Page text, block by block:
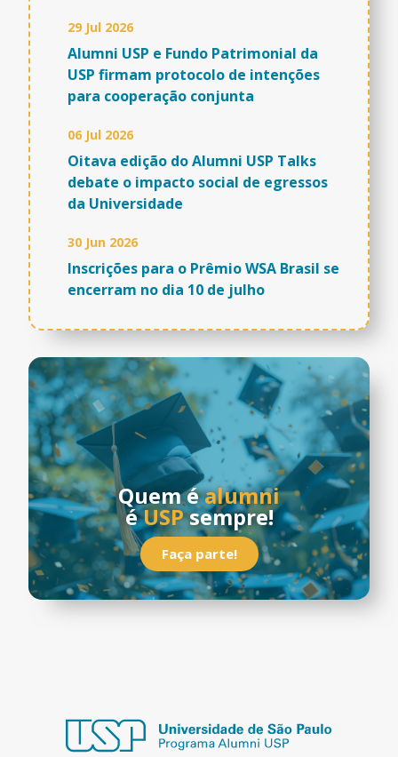
29 Jul 2026
Alumni USP e Fundo Patrimonial da
USP firmam protocolo de intenções
para cooperação conjunta
06 Jul 2026
Oitava edição do Alumni USP Talks
debate o impacto social de egressos
da Universidade
30 Jun 2026
Inscrições para o Prêmio WSA Brasil se
encerram no dia 10 de julho
Quem éalumni
éUSPsempre!
Faça parte!